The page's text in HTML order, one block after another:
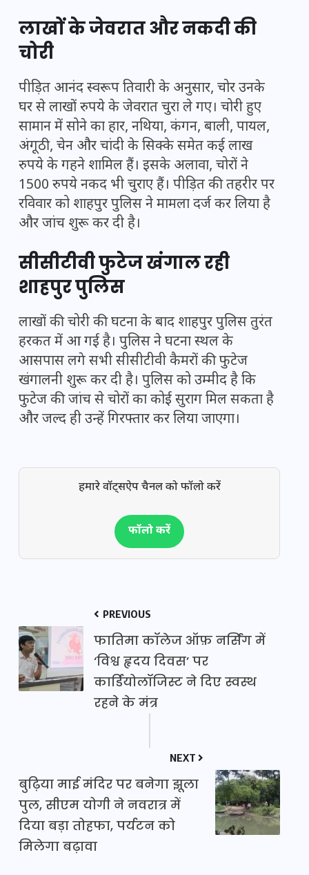
लाखों के जेवरात और नकदी की
चोरी
पीड़ित आनंद स्वरूप तिवारी के अनुसार, चोर उनके
घर से लाखों रुपये के जेवरात चुरा ले गए। चोरी हुए
सामान में सोने का हार, नथिया, कंगन, बाली, पायल,
अंगूठी, चेन और चांदी के सिक्के समेत कई लाख
रुपये के गहने शामिल हैं। इसके अलावा, चोरों ने
1500 रुपये नकद भी चुराए हैं। पीड़ित की तहरीर पर
रविवार को शाहपुर पुलिस ने मामला दर्ज कर लिया है
और जांच शुरू कर दी है।
सीसीटीवी फुटेज खंगाल रही
शाहपुर पुलिस
लाखों की चोरी की घटना के बाद शाहपुर पुलिस तुरंत
हरकत में आ गई है। पुलिस ने घटना स्थल के
आसपास लगे सभी सीसीटीवी कैमरों की फुटेज
खंगालनी शुरू कर दी है। पुलिस को उम्मीद है कि
फुटेज की जांच से चोरों का कोई सुराग मिल सकता है
और जल्द ही उन्हें गिरफ्तार कर लिया जाएगा।
हमारे वॉट्सऐप चैनल को फॉलो करें
फॉलो करें
PREVIOUS
फातिमा कॉलेज ऑफ़ नर्सिंग में
‘विश्व हृदय दिवस’ पर
कार्डियोलॉजिस्ट ने दिए स्वस्थ
रहने के मंत्र
NEXT
बुढ़िया माई मंदिर पर बनेगा झूला
पुल, सीएम योगी ने नवरात्र में
दिया बड़ा तोहफा, पर्यटन को
मिलेगा बढ़ावा